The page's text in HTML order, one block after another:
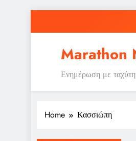
Marathon
Ενημέρωση με
Home Κασσιώπη